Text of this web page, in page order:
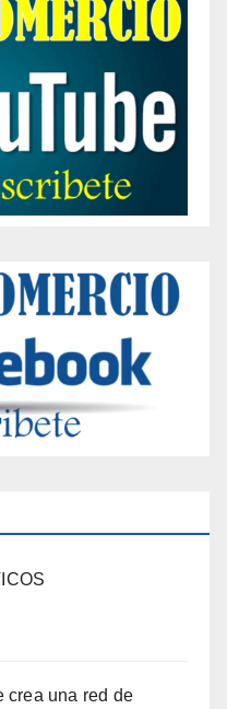
crea una red de